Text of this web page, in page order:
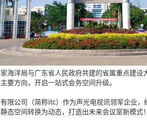
海洋局与广东省人民政府共建的省属重点建设
要方向，开启一站式会务空间升级。
限公司（简称itc）作为声光电视讯领军企业
态空间转换为动态，打造出未来会议室新模式！